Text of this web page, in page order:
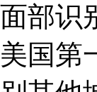
面部识
美国第